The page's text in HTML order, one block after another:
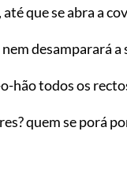
que se abra a
desamparará a
hão todos os
quem se porá